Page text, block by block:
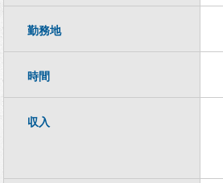
勤務地
時間
収入